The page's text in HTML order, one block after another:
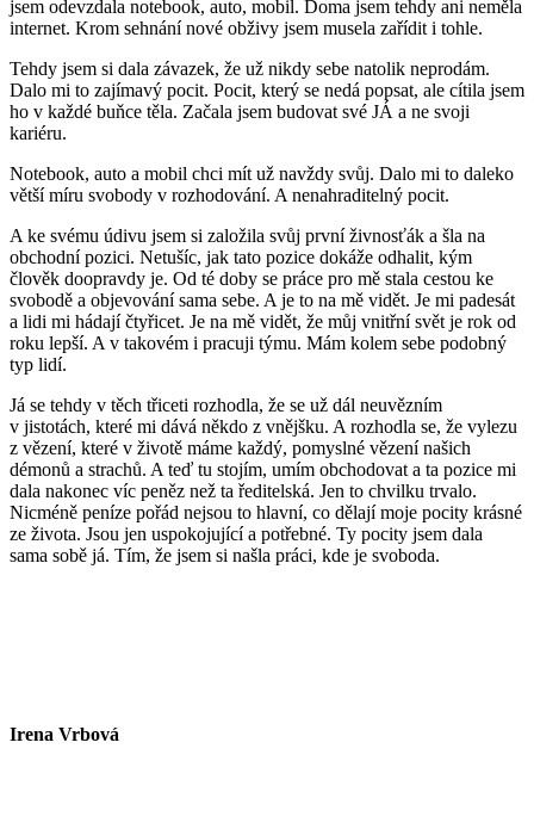
jsem odevzdala notebook, auto, mobil. Doma jsem tehdy ani neměla
internet. Krom sehnání nové obživy jsem musela zařídit i tohle.
Tehdy jsem si dala závazek, že už nikdy sebe natolik neprodám.
Dalo mi to zajímavý pocit. Pocit, který se nedá popsat, ale cítila jsem
ho v každé buňce těla. Začala jsem budovat své JÁ a ne svoji
kariéru.
Notebook, auto a mobil chci mít už navždy svůj. Dalo mi to daleko
větší míru svobody v rozhodování. A nenahraditelný pocit.
A ke svému údivu jsem si založila svůj první živnosťák a šla na
obchodní pozici. Netušíc, jak tato pozice dokáže odhalit, kým
člověk doopravdy je. Od té doby se práce pro mě stala cestou ke
svobodě a objevování sama sebe. A je to na mě vidět. Je mi padesát
a lidi mi hádají čtyřicet. Je na mě vidět, že můj vnitřní svět je rok od
roku lepší. A v takovém i pracuji týmu. Mám kolem sebe podobný
typ lidí.
Já se tehdy v těch třiceti rozhodla, že se už dál neuvězním
v jistotách, které mi dává někdo z vnějšku. A rozhodla se, že vylezu
z vězení, které v životě máme každý, pomyslné vězení našich
démonů a strachů. A teď tu stojím, umím obchodovat a ta pozice mi
dala nakonec víc peněz než ta ředitelská. Jen to chvilku trvalo.
Nicméně peníze pořád nejsou to hlavní, co dělají moje pocity krásné
ze života. Jsou jen uspokojující a potřebné. Ty pocity jsem dala
sama sobě já. Tím, že jsem si našla práci, kde je svoboda.
Irena Vrbová